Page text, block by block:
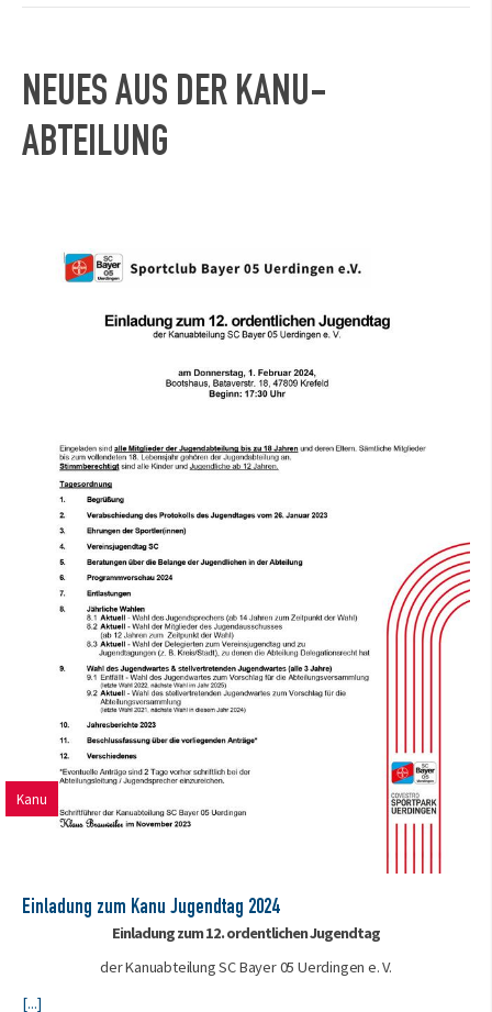
NEUES AUS DER KANU-
ABTEILUNG
Kanu
Einladung zum Kanu Jugendtag 2024
Einladung zum 12. ordentlichen Jugendtag
der Kanuabteilung SC Bayer 05 Uerdingen e. V.
[...]